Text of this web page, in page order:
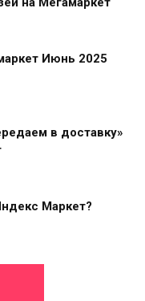
Июнь 2025
в доставку»
Маркет?